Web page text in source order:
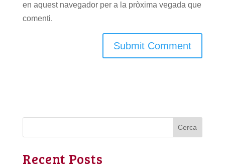
en aquest navegador per a la pròxima vegada que
comenti.
Cerca
Recent Posts